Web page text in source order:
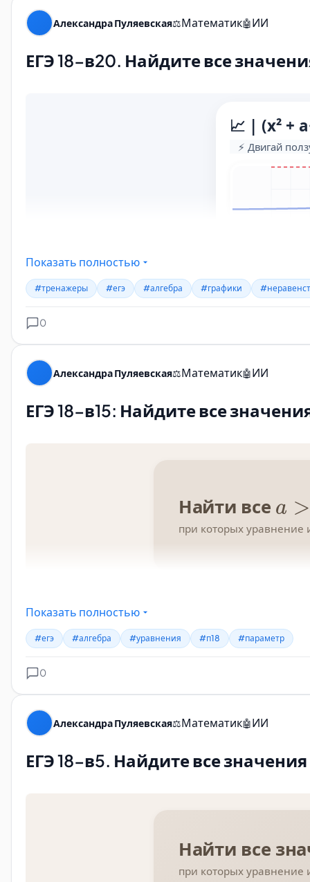
Александра Пуляевская⚖️Математик🤖ИИ
ЕГЭ 18-в20. Найдите все
Показать полностью
#тренажеры #егэ #алгебра #графики
0
Александра Пуляевская⚖️Математик🤖ИИ
ЕГЭ 18-в15: Найдите все
Показать полностью
#егэ #алгебра #уравнения #п18 #параметр
0
Александра Пуляевская⚖️Математик🤖ИИ
ЕГЭ 18-в5. Найдите все значения